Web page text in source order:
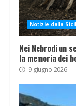
Notizie dalla
Nei Nebrodi un
la memoria dei
9 giugno 2026